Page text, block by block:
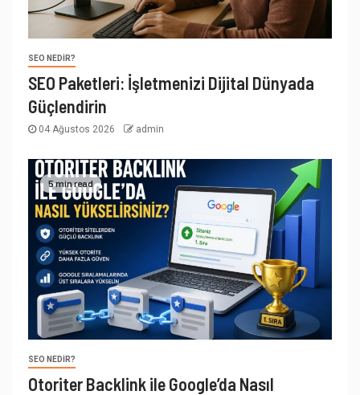
SEO NEDIR?
SEO Paketleri: İşletmenizi Dijital Dünyada
Güçlendirin
04 Ağustos 2026 admin
5 min read
SEO NEDIR?
Otoriter Backlink ile Google’da Nasıl